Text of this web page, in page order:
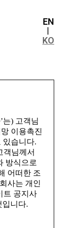
EN
l
KO
는) 고객님
이용촉진
있습니다.
객님께서
방식으로
어떠한 조
사는 개인
트 공지사
입니다.